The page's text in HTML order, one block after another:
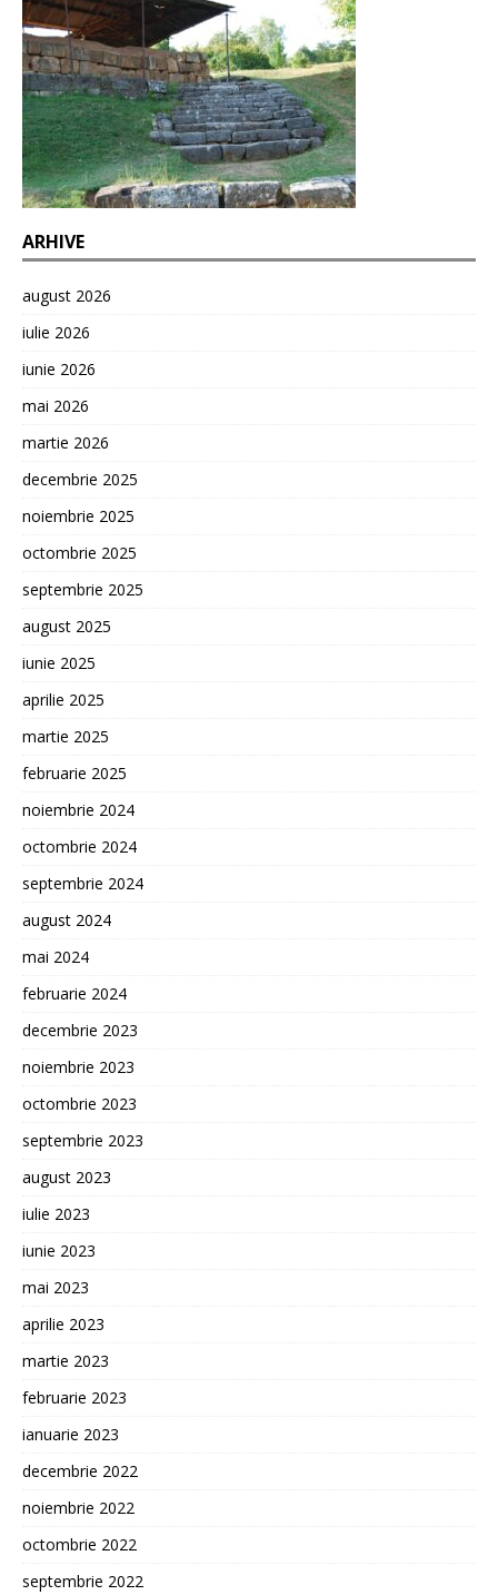
ARHIVE
august 2026
iulie 2026
iunie 2026
mai 2026
martie 2026
decembrie 2025
noiembrie 2025
octombrie 2025
septembrie 2025
august 2025
iunie 2025
aprilie 2025
martie 2025
februarie 2025
noiembrie 2024
octombrie 2024
septembrie 2024
august 2024
mai 2024
februarie 2024
decembrie 2023
noiembrie 2023
octombrie 2023
septembrie 2023
august 2023
iulie 2023
iunie 2023
mai 2023
aprilie 2023
martie 2023
februarie 2023
ianuarie 2023
decembrie 2022
noiembrie 2022
octombrie 2022
septembrie 2022